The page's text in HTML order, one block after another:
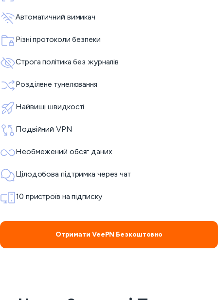
Автоматичний вимикач
Різні протоколи безпеки
Строга політика без журналів
Розділене тунелювання
Найвищі швидкості
Подвійний VPN
Необмежений обсяг даних
Цілодобова підтримка через чат
10 пристроїв на підписку
Отримати VeePN Безкоштовно